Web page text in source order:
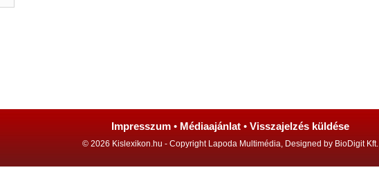
Impresszum • Médiaajánlat • Visszajelzés küldése
© 2026 Kislexikon.hu - Copyright Lapoda Multimédia, Designed by BioDigit Kft.